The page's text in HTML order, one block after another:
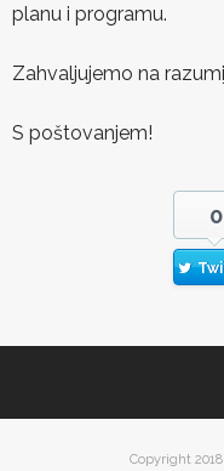
planu i programu.
Zahvaljujemo na
S poštovanjem!
0
Copyright